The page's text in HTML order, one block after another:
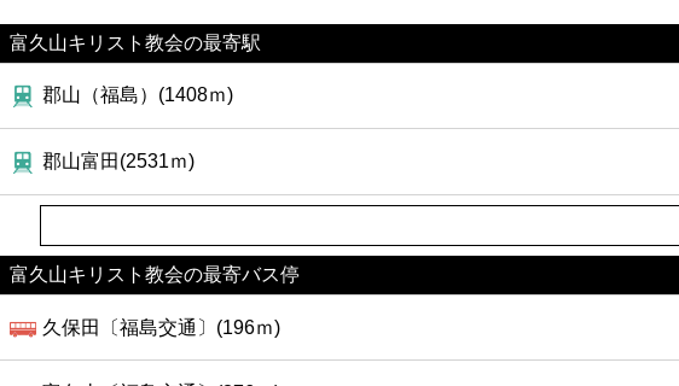
富久山キリスト教会の最寄駅
郡山（福島）(1408ｍ)
郡山富田(2531ｍ)
富久山キリスト教会の最寄バス停
久保田〔福島交通〕(196ｍ)